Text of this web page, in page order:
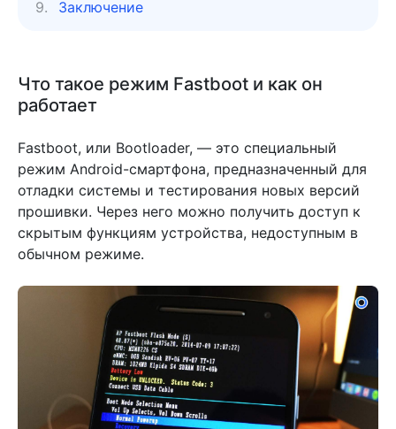
Заключение
Что такое режим Fastboot и как он
работает
Fastboot, или Bootloader, — это специальный
режим Android-смартфона, предназначенный для
отладки системы и тестирования новых версий
прошивки. Через него можно получить доступ к
скрытым функциям устройства, недоступным в
обычном режиме.